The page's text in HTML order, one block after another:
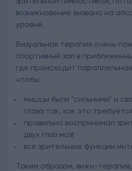
возникновение вызвано на
уровне.
Визуальная терапия очень
спортивный зал в
где происходит
чтобы:
мышцы были "сильными" и
глаза так, как это
правильно воспринимал
двух глаз мозг
все зрительные функции
Таким образом, вижн-